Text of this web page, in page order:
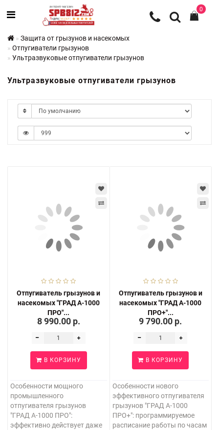
0
Защита от грызунов и насекомых
Отпугиватели грызунов
Ультразвуковые отпугиватели грызунов
Ультразвуковые отпугиватели грызунов
Отпугиватель грызунов и
насекомых "ГРАД А-1000
ПРО"...
8 990.00 р.
В КОРЗИНУ
Особенности мощного
промышленного
отпугивателя грызунов
"ГРАД А-1000 ПРО":
эффективно действует даже
Отпугиватель грызунов и
насекомых "ГРАД А-1000
ПРО+"...
9 790.00 р.
В КОРЗИНУ
Особенности нового
эффективного отпугивателя
грызунов "ГРАД А-1000
ПРО+": программируемое
расписание работы по часам